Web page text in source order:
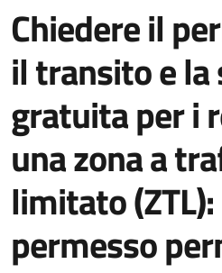
Chiedere il
il transito e la
gratuita per i
una zona a
limitato
permesso